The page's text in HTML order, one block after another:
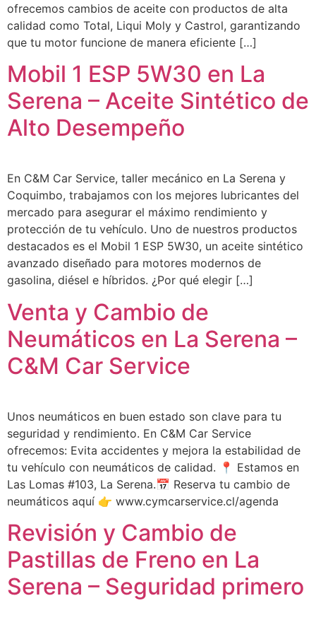
ofrecemos cambios de aceite con productos de alta
calidad como Total, Liqui Moly y Castrol, garantizando
que tu motor funcione de manera eficiente […]
Mobil 1 ESP 5W30 en La
Serena – Aceite Sintético de
Alto Desempeño
En C&M Car Service, taller mecánico en La Serena y
Coquimbo, trabajamos con los mejores lubricantes del
mercado para asegurar el máximo rendimiento y
protección de tu vehículo. Uno de nuestros productos
destacados es el Mobil 1 ESP 5W30, un aceite sintético
avanzado diseñado para motores modernos de
gasolina, diésel e híbridos. ¿Por qué elegir […]
Venta y Cambio de
Neumáticos en La Serena –
C&M Car Service
Unos neumáticos en buen estado son clave para tu
seguridad y rendimiento. En C&M Car Service
ofrecemos: Evita accidentes y mejora la estabilidad de
tu vehículo con neumáticos de calidad. 📍 Estamos en
Las Lomas #103, La Serena.📅 Reserva tu cambio de
neumáticos aquí 👉 www.cymcarservice.cl/agenda
Revisión y Cambio de
Pastillas de Freno en La
Serena – Seguridad primero